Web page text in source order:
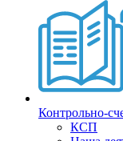
Контрольно-
КСП